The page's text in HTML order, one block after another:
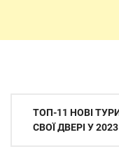
Навігація
записів
ТОП-11 НОВІ
СВОЇ ДВЕРІ У